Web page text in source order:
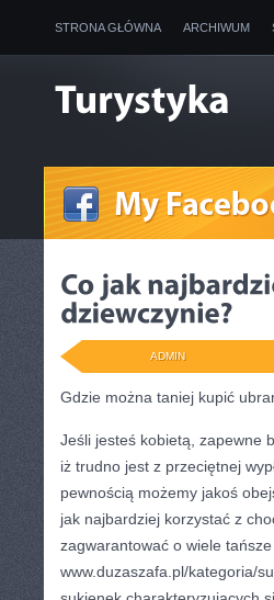
STRONA GŁÓWNA ARCHIWUM
ADMIN
Gdzie można taniej kupić
Jeśli jesteś kobietą, zapewne
iż trudno jest z przeciętnej
pewnością możemy jakoś
jak najbardziej korzystać z
zagwarantować o wiele
www.duzaszafa.pl/kategoria/